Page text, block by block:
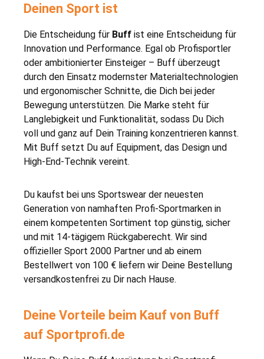
Deinen Sport ist
Die Entscheidung für Buff ist eine Entscheidung für
Innovation und Performance. Egal ob Profisportler
oder ambitionierter Einsteiger – Buff überzeugt
durch den Einsatz modernster Materialtechnologien
und ergonomischer Schnitte, die Dich bei jeder
Bewegung unterstützen. Die Marke steht für
Langlebigkeit und Funktionalität, sodass Du Dich
voll und ganz auf Dein Training konzentrieren kannst.
Mit Buff setzt Du auf Equipment, das Design und
High-End-Technik vereint.
Du kaufst bei uns Sportswear der neuesten
Generation von namhaften Profi-Sportmarken in
einem kompetenten Sortiment top günstig, sicher
und mit 14-tägigem Rückgaberecht. Wir sind
offizieller Sport 2000 Partner und ab einem
Bestellwert von 100 € liefern wir Deine Bestellung
versandkostenfrei zu Dir nach Hause.
Deine Vorteile beim Kauf von Buff
auf Sportprofi.de